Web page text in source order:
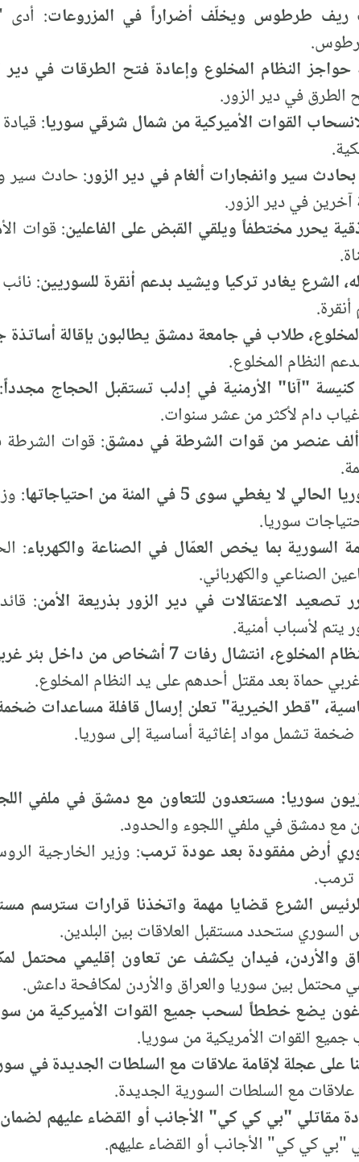
طرطوس ويخلّف أضراراً في المزروعات: أدى
حواجز النظام المخلوع وإعادة فتح الطرقات في دير
الطرق في دير الزور.
القوات الأميركية من شمال شرقي سوريا:
سير وانفجارات ألغام في دير الزور: حادث سير
في دير الزور.
يحرر مختطفاً ويلقي القبض على الفاعلين: قوات
الشرع يغادر تركيا ويشيد بدعم أنقرة للسوريين:
طلاب في جامعة دمشق يطالبون بإقالة أساتذة
النظام المخلوع.
دام لأكثر من عشر سنوات.
ألف عنصر من قوات الشرطة في دمشق: قوات
يغطي سوى 5 في المئة من احتياجاتها
:
السورية بما يخص العمّال في الصناعة والكهرباء:
الصناعي والكهربائي.
الاعتقالات في دير الزور بذريعة الأمن:
يتم لأسباب أمنية.
رفات 7 أشخاص من داخل بئر غربي حماة
حماة بعد مقتل أحدهم على يد النظام المخلوع.
"قطر الخيرية" تعلن إرسال قافلة مساعدات
تشمل مواد إغاثية أساسية إلى سوريا.
سوريا: مستعدون للتعاون مع دمشق في ملفي
مع دمشق في ملفي اللجوء والحدود.
أرض مفقودة بعد عودة ترمب: وزير الخارجية
ترمب.
الشرع قضايا مهمة واتخذنا قرارات سترسم
السوري ستحدد مستقبل العلاقات بين البلدين.
والأردن، فيدان يكشف عن تعاون إقليمي محتمل
محتمل بين سوريا والعراق والأردن لمكافحة داعش.
يضع خططاً لسحب جميع القوات الأميركية من
القوات الأمريكية من سوريا.
على عجلة لإقامة علاقات مع السلطات الجديدة في
مع السلطات السورية الجديدة.
مقاتلي "بي كي كي" الأجانب أو القضاء عليهم
"بي كي كي" الأجانب أو القضاء عليهم.